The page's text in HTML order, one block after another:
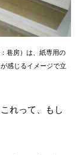
巷房）は、紙専用の
感じるイメージで立
れって、もし